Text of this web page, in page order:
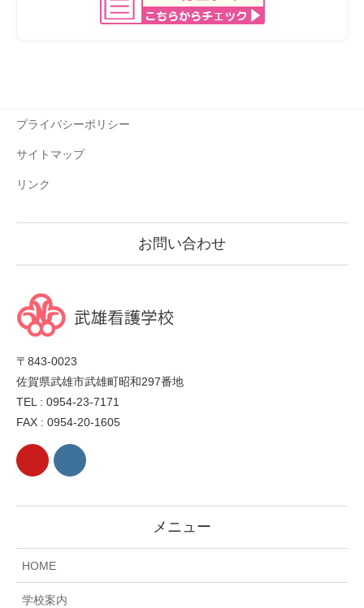
プライバシーポリシー
サイトマップ
リンク
お問い合わせ
〒843-0023
佐賀県武雄市武雄町昭和297番地
TEL : 0954-23-7171
FAX : 0954-20-1605
メニュー
HOME
学校案内